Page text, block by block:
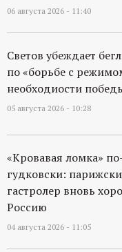
06 августа 2026 - 11:40
Светов убеждает
по «борьбе с
необходиости
05 августа 2026 - 10:28
«Кровавая ломка»
гудковски:
гастролер вновь
Россию
04 августа 2026 - 11:05